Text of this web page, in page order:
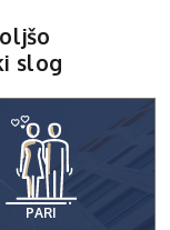
slog
PARI